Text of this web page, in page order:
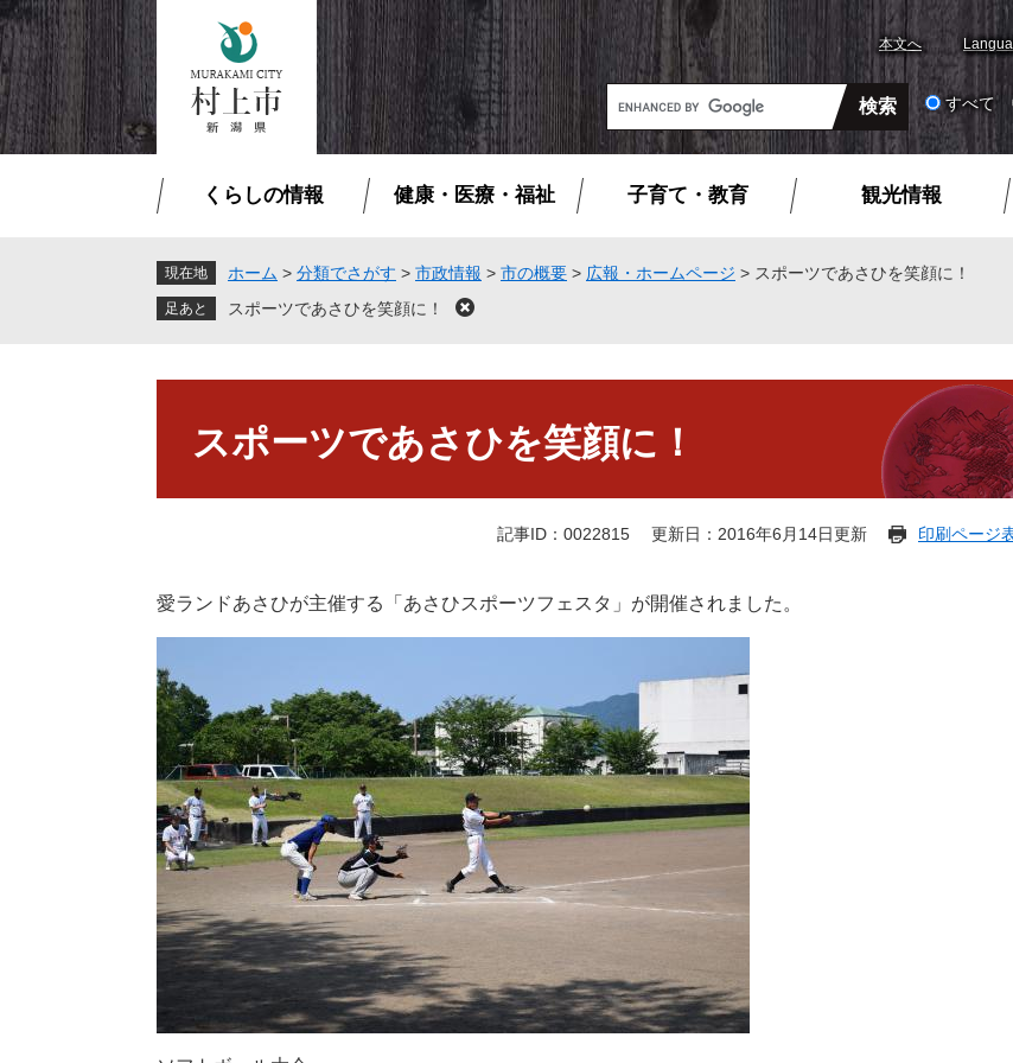
ペ
ー
ジ
の
先
頭
メ
ニ
ュ
ー
を
飛
本文へ
G
o
o
カ
検
すべて
くらしの情報 健康・医療・福祉 子育て・教育 観光情報
現在地 ホーム > 分類でさがす > 市政情報 > 市の概要 > 広報・ホームページ > スポーツであさひを笑顔に！
スポーツであさひを笑顔に！
閉
スポーツであさひを笑顔に！
記事ID：0022815 更新日：2016年6月14日更新 印刷ページ
愛ランドあさひが主催する「あさひスポーツフェスタ」が開催されました。